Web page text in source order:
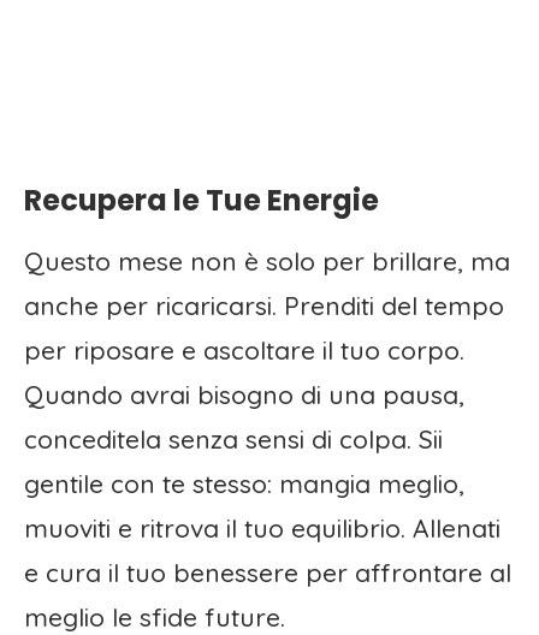
Recupera le Tue Energie
Questo mese non è solo per brillare, ma
anche per ricaricarsi. Prenditi del tempo
per riposare e ascoltare il tuo corpo.
Quando avrai bisogno di una pausa,
conceditela senza sensi di colpa. Sii
gentile con te stesso: mangia meglio,
muoviti e ritrova il tuo equilibrio. Allenati
e cura il tuo benessere per affrontare al
meglio le sfide future.